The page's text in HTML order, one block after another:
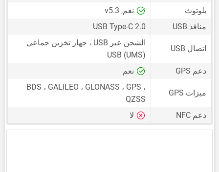
بلوتوث
نعم, v5.3
منافذ USB
USB Type-C 2.0
اتصال USB
الشحن عبر USB ، جهاز تخزين جماعي
USB (UMS)
دعم GPS
نعم
ميزات GPS
BDS ، GALILEO ، GLONASS ، GPS ،
QZSS
دعم NFC
لا